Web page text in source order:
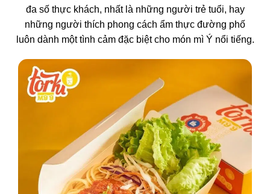
đa số thực khách, nhất là những người trẻ tuổi, hay
những người thích phong cách ẩm thực đường phố
luôn dành một tình cảm đặc biệt cho món mì Ý nổi tiếng.